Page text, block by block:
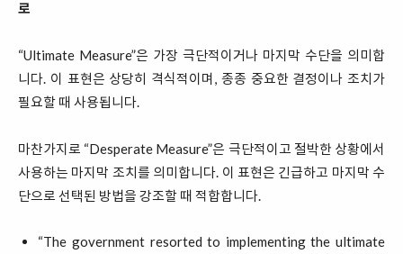
로
“Ultimate Measure”은 가장 극단적이거나 마지막 수단을 의미합
니다. 이 표현은 상당히 격식적이며, 종종 중요한 결정이나 조치가
필요할 때 사용됩니다.
마찬가지로 “Desperate Measure”은 극단적이고 절박한 상황에서
사용하는 마지막 조치를 의미합니다. 이 표현은 긴급하고 마지막 수
단으로 선택된 방법을 강조할 때 적합합니다.
“The government resorted to implementing the ultimate